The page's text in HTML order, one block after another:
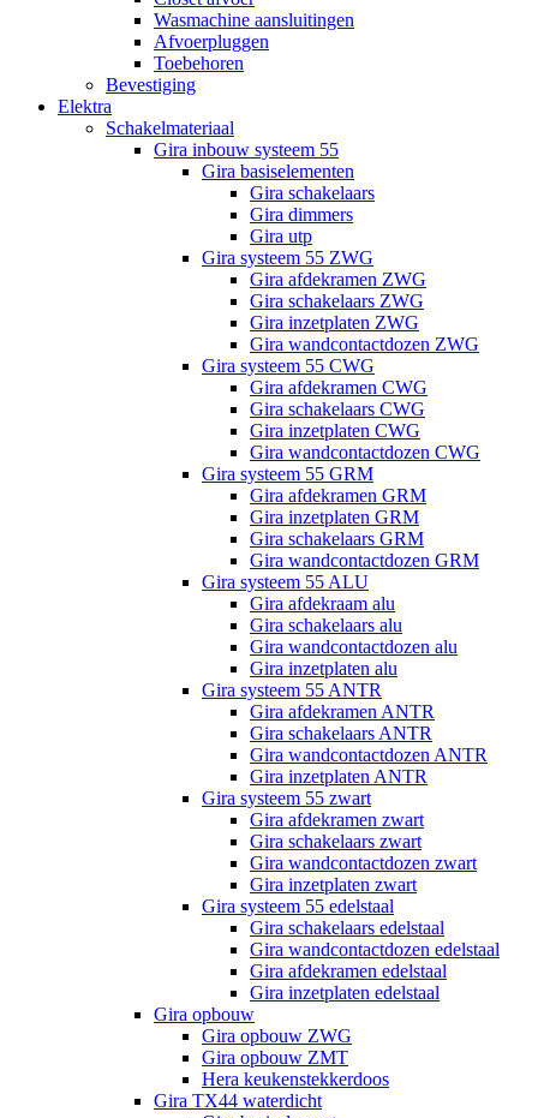
Wasmachine aansluitingen
Afvoerpluggen
Toebehoren
Bevestiging
Elektra
Schakelmateriaal
Gira inbouw systeem 55
Gira basiselementen
Gira schakelaars
Gira dimmers
Gira utp
Gira systeem 55 ZWG
Gira afdekramen ZWG
Gira schakelaars ZWG
Gira inzetplaten ZWG
Gira wandcontactdozen ZWG
Gira systeem 55 CWG
Gira afdekramen CWG
Gira schakelaars CWG
Gira inzetplaten CWG
Gira wandcontactdozen CWG
Gira systeem 55 GRM
Gira afdekramen GRM
Gira inzetplaten GRM
Gira schakelaars GRM
Gira wandcontactdozen GRM
Gira systeem 55 ALU
Gira afdekraam alu
Gira schakelaars alu
Gira wandcontactdozen alu
Gira inzetplaten alu
Gira systeem 55 ANTR
Gira afdekramen ANTR
Gira schakelaars ANTR
Gira wandcontactdozen ANTR
Gira inzetplaten ANTR
Gira systeem 55 zwart
Gira afdekramen zwart
Gira schakelaars zwart
Gira wandcontactdozen zwart
Gira inzetplaten zwart
Gira systeem 55 edelstaal
Gira schakelaars edelstaal
Gira wandcontactdozen edelstaal
Gira afdekramen edelstaal
Gira inzetplaten edelstaal
Gira opbouw
Gira opbouw ZWG
Gira opbouw ZMT
Hera keukenstekkerdoos
Gira TX44 waterdicht